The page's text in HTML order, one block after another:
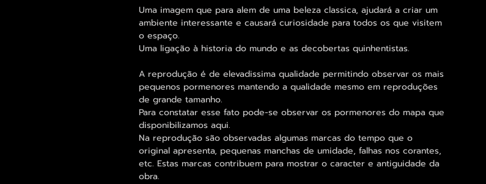
Uma imagem que para alem de uma beleza classica, ajudará a criar um
ambiente interessante e causará curiosidade para todos os que visitem
o espaço.
Uma ligação à historia do mundo e as decobertas quinhentistas.
A reprodução é de elevadissima qualidade permitindo observar os mais
pequenos pormenores mantendo a qualidade mesmo em reproduções
de grande tamanho.
Para constatar esse fato pode-se observar os pormenores do mapa que
disponibilizamos aqui.
Na reprodução são observadas algumas marcas do tempo que o
original apresenta, pequenas manchas de umidade, falhas nos corantes,
etc. Estas marcas contribuem para mostrar o caracter e antiguidade da
obra.